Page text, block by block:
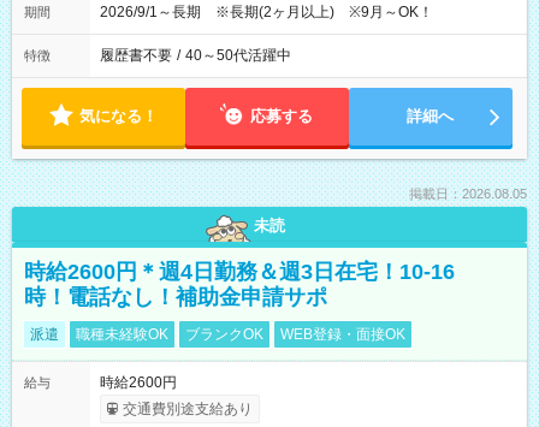
期間 2026/9/1～長期 ※長期(2ヶ月以上) ※9月～OK！
特徴 履歴書不要 / 40～50代活躍中
気になる！ 応募する 詳細へ
掲載日：2026.08.05
未読
時給2600円＊週4日勤務＆週3日在宅！10-16
時！電話なし！補助金申請サポ
派遣 職種未経験OK ブランクOK WEB登録・面接OK
給与
時給2600円
交通費別途支給あり